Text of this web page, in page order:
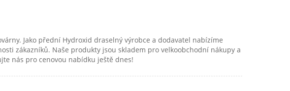
Jako přední Hydroxid draselný výrobce a dodavatel nabízíme
zákazníků. Naše produkty jsou skladem pro velkoobchodní nákupy a
nás pro cenovou nabídku ještě dnes!